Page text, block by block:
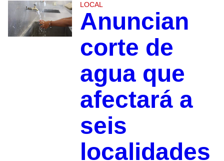
LOCAL
Anuncian
corte de
agua que
afectará a
seis
localidades